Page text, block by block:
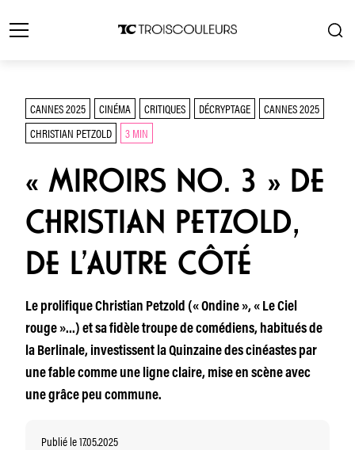
CANNES 2025 CINÉMA CRITIQUES DÉCRYPTAGE
CANNES 2025
CHRISTIAN PETZOLD
3 MIN
« MIROIRS NO. 3 » DE
CHRISTIAN PETZOLD,
DE L’AUTRE CÔTÉ
Le prolifique Christian Petzold (« Ondine », « Le Ciel
rouge »…) et sa fidèle troupe de comédiens, habitués de
la Berlinale, investissent la Quinzaine des cinéastes par
une fable comme une ligne claire, mise en scène avec
une grâce peu commune.
Publié le 17.05.2025